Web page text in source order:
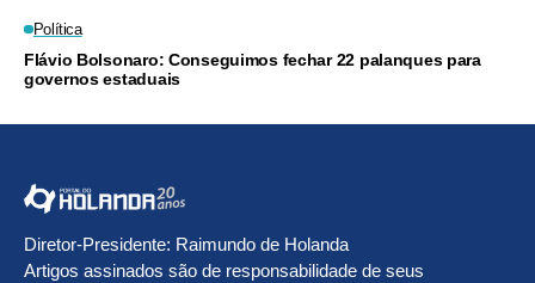
Política
Flávio Bolsonaro: Conseguimos fechar 22 palanques para
governos estaduais
Diretor-Presidente: Raimundo de Holanda
Artigos assinados são de responsabilidade de seus